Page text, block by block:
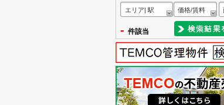
エリア| 駅 価格/賃料
- 件該当